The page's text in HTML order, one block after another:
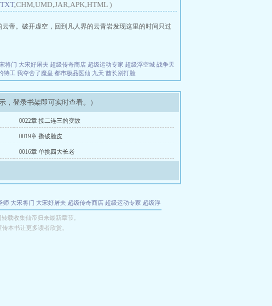
TXT,CHM,UMD,JAR,APK,HTML )
帝。破开虚空，回到凡人界的云青岩发现这里的时间只过
将门 大宋好屠夫 超级传奇商店 超级运动专家 超级浮空城 战争天
特工 我夺舍了魔皇 都市极品医仙 九天 酋长别打脸
，登录书架即可实时查看。）
0022章 接二连三的变故
0019章 撕破脸皮
0016章 单挑四大长老
师 大宋将门 大宋好屠夫 超级传奇商店 超级运动专家 超级浮
物聊天群 某美漫的特工 我夺舍了魔皇
载收集仙帝归来最新章节。
本书让更多读者欣赏。